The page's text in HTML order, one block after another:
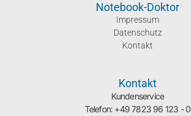
Notebook-Doktor
Impressum
Datenschutz
Kontakt
Kontakt
Kundenservice
Telefon: +49 7823 96 123 - 0